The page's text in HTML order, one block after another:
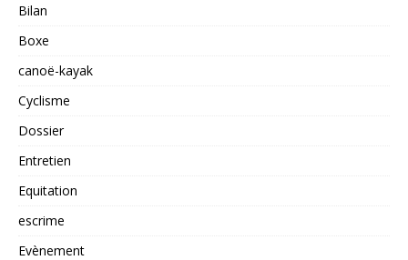
Bilan
Boxe
canoë-kayak
Cyclisme
Dossier
Entretien
Equitation
escrime
Evènement